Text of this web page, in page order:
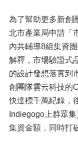
為了幫助更多新創
北市產業局申請「
內共輔導8組集資
解釋，市場驗證式
的設計發想落實到
創團隊雲云科技的
快達標千萬紀錄，
Indiegogo上群眾
集資金額，同時打